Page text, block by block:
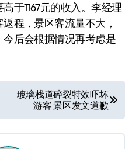
于1167元的收入。李经理
程，景区客流量不大，
后会根据情况再考虑是
玻璃栈道碎裂特效吓坏
游客 景区发文道歉